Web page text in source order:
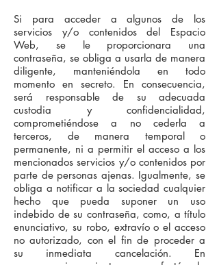
Si para acceder a algunos de los
servicios y/o contenidos del Espacio
Web, se le proporcionara una
contraseña, se obliga a usarla de manera
diligente, manteniéndola en todo
momento en secreto. En consecuencia,
será responsable de su adecuada
custodia y confidencialidad,
comprometiéndose a no cederla a
terceros, de manera temporal o
permanente, ni a permitir el acceso a los
mencionados servicios y/o contenidos por
parte de personas ajenas. Igualmente, se
obliga a notificar a la sociedad cualquier
hecho que pueda suponer un uso
indebido de su contraseña, como, a título
enunciativo, su robo, extravío o el acceso
no autorizado, con el fin de proceder a
su inmediata cancelación. En